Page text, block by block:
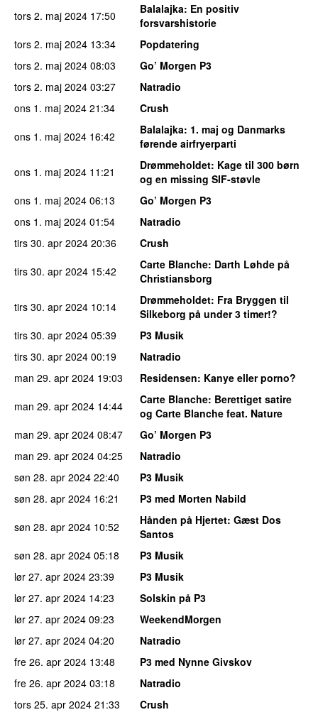
tors 2. maj 2024 17:50 Balalajka: En positiv
forsvarshistorie
tors 2. maj 2024 13:34
Popdatering
tors 2. maj 2024 08:03
Go’ Morgen P3
tors 2. maj 2024 03:27
Natradio
ons 1. maj 2024 21:34
Crush
ons 1. maj 2024 16:42 Balalajka: 1. maj og Danmarks
førende airfryerparti
ons 1. maj 2024 11:21 Drømmeholdet: Kage til 300 børn
og en missing SIF-støvle
ons 1. maj 2024 06:13
Go’ Morgen P3
ons 1. maj 2024 01:54
Natradio
tirs 30. apr 2024 20:36
Crush
tirs 30. apr 2024 15:42 Carte Blanche: Darth Løhde på
Christiansborg
tirs 30. apr 2024 10:14 Drømmeholdet: Fra Bryggen til
Silkeborg på under 3 timer!?
tirs 30. apr 2024 05:39
P3 Musik
tirs 30. apr 2024 00:19
Natradio
man 29. apr 2024 19:03 Residensen: Kanye eller porno?
man 29. apr 2024 14:44 Carte Blanche: Berettiget satire
og Carte Blanche feat. Nature
man 29. apr 2024 08:47
Go’ Morgen P3
man 29. apr 2024 04:25
Natradio
søn 28. apr 2024 22:40
P3 Musik
søn 28. apr 2024 16:21
P3 med Morten Nabild
søn 28. apr 2024 10:52 Hånden på Hjertet: Gæst Dos
Santos
søn 28. apr 2024 05:18
P3 Musik
lør 27. apr 2024 23:39
P3 Musik
lør 27. apr 2024 14:23
Solskin på P3
lør 27. apr 2024 09:23
WeekendMorgen
lør 27. apr 2024 04:20
Natradio
fre 26. apr 2024 13:48
P3 med Nynne Givskov
fre 26. apr 2024 03:18
Natradio
tors 25. apr 2024 21:33
Crush